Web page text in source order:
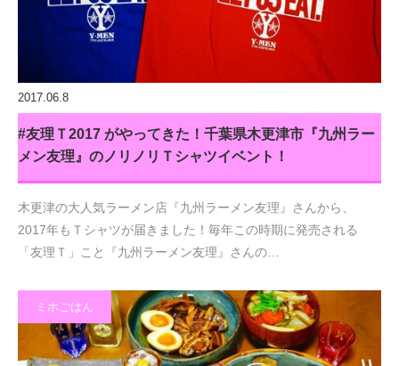
2017.06.8
#友理Ｔ2017 がやってきた！千葉県木更津市『九州ラー
メン友理』のノリノリＴシャツイベント！
木更津の大人気ラーメン店『九州ラーメン友理』さんから、
2017年もＴシャツが届きました！毎年この時期に発売される
「友理Ｔ」こと『九州ラーメン友理』さんの…
ミホごはん